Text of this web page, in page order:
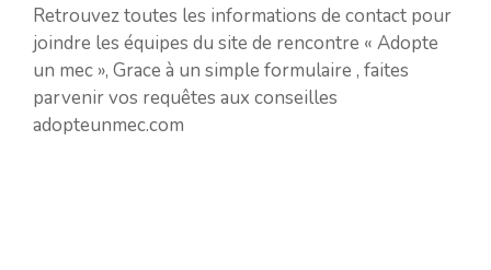
Retrouvez toutes les informations de contact pour
joindre les équipes du site de rencontre « Adopte
un mec », Grace à un simple formulaire , faites
parvenir vos requêtes aux conseilles
adopteunmec.com